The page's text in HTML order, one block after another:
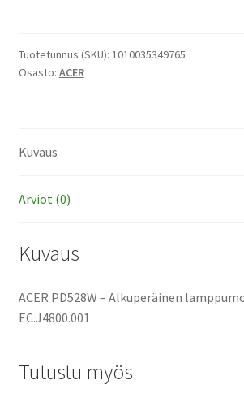
lamppumoduli
määrä
Tuotetunnus (SKU): 1010035349765
Osasto: ACER
Kuvaus
Arviot (0)
Kuvaus
ACER PD528W – Alkuperäinen
EC.J4800.001
Tutustu myös